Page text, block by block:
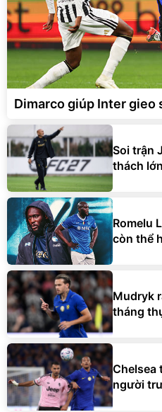
Dimarco giúp Inter gieo
Soi trận
thách
Romelu
còn thể
Mudryk
tháng
Chelsea
người